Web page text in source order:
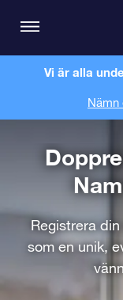
Vi är alla
Nämn
Registrera
som en unik,